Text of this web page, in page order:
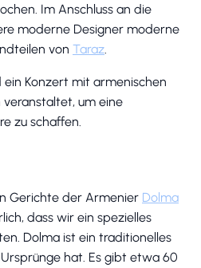
Im Anschluss an die
moderne Designer moderne
von Taraz.
ein Konzert mit armenischen
um eine
zu schaffen.
Gerichte der Armenier Dolma
dass wir ein spezielles
Dolma ist ein traditionelles
hat. Es gibt etwa 60